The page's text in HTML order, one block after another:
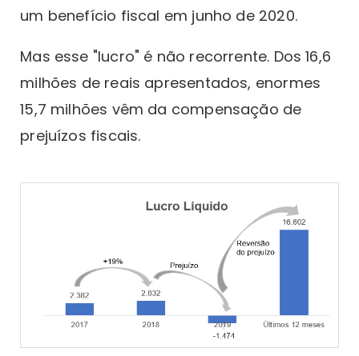
um benefício fiscal em junho de 2020.
Mas esse "lucro" é não recorrente. Dos 16,6
milhões de reais apresentados, enormes
15,7 milhões vêm da compensação de
prejuízos fiscais.